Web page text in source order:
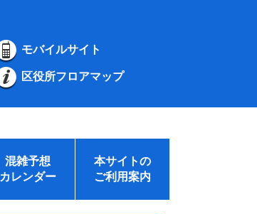
モバイルサイト
区役所フロアマップ
混雑予想
カレンダー
本サイトの
ご利用案内